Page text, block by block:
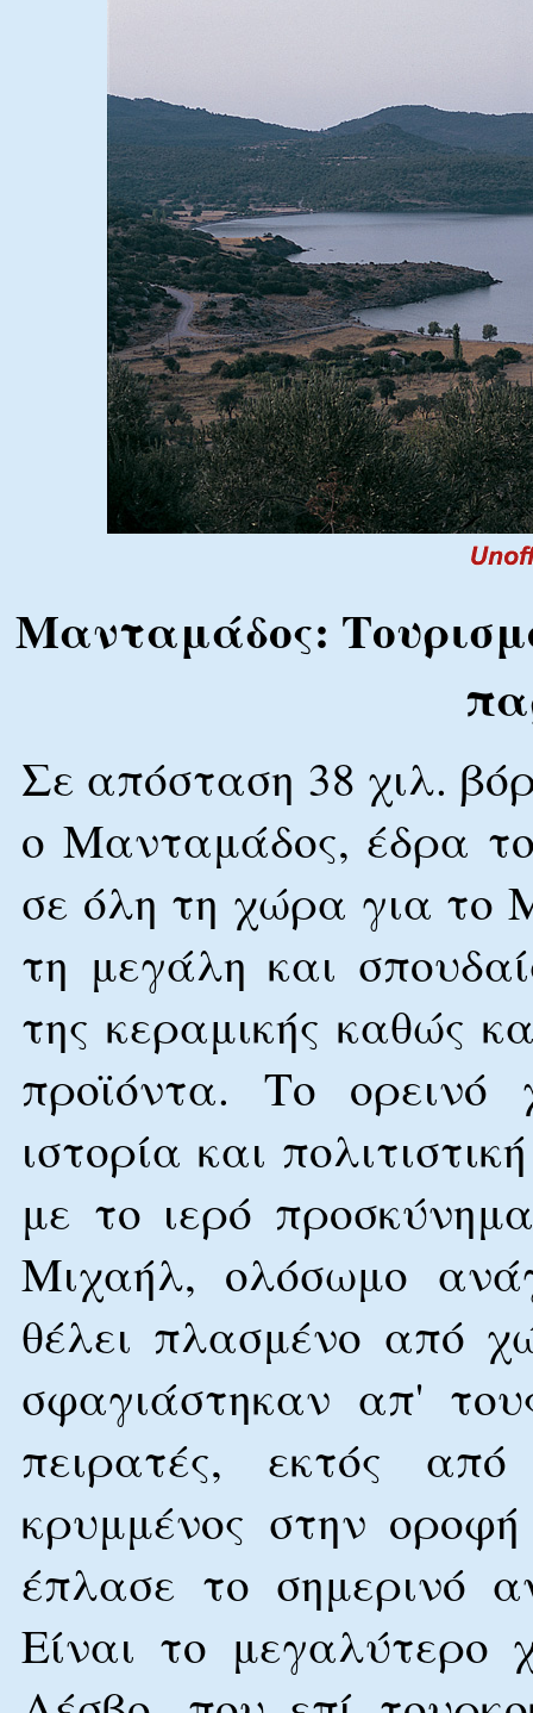
Μανταμάδος:
Σε απόσταση 38 χιλ.
ο Μανταμάδος, έδρα
σε όλη τη χώρα για το
τη μεγάλη και
της κεραμικής καθώς
προϊόντα. Το
ιστορία και
με το ιερό
Μιχαήλ, ολόσωμο
θέλει πλασμένο από
σφαγιάστηκαν απ'
πειρατές, εκτός
κρυμμένος στην
έπλασε το σημερινό
Είναι το μεγαλύτερο